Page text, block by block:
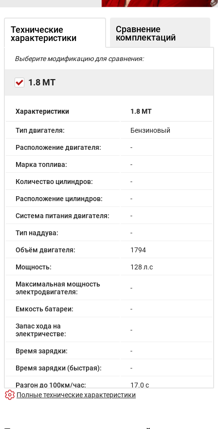
Технические
характеристики
Сравнение
комплектаций
Выберите модификацию для сравнения:
1.8 MT
Характеристики 1.8 MT
Тип двигателя: Бензиновый
Расположение двигателя: -
Марка топлива: -
Количество цилиндров: -
Расположение цилиндров: -
Система питания двигателя: -
Тип наддува: -
Объём двигателя: 1794
Мощность: 128 л.с
Максимальная мощность
электродвигателя:
-
Емкость батареи: -
Запас хода на
электричестве:
-
Время зарядки: -
Время зарядки (быстрая): -
Разгон до 100км/час: 17.0 с
Полные технические характеристики